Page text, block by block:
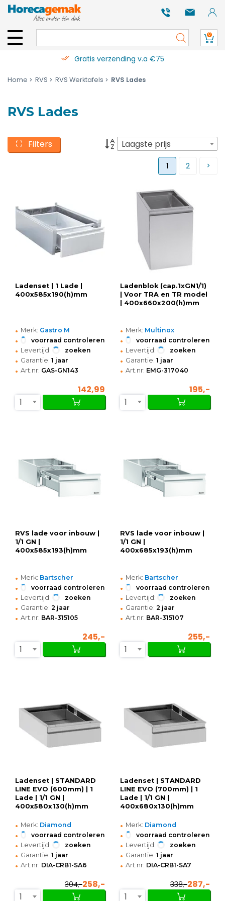
0
Gratis verzending v.a €75
Home RVS RVS Werktafels RVS Lades
RVS Lades
Filters Laagste prijs
1 2
Ladenset | 1 Lade |
400x585x190(h)mm
• Merk: Gastro M
• voorraad controleren
• Levertijd: zoeken
• Garantie: 1 jaar
• Art.nr: GAS-GN143
142,99
1
Ladenblok (cap.1xGN1/1)
| Voor TRA en TR model
| 400x660x200(h)mm
• Merk: Multinox
• voorraad controleren
• Levertijd: zoeken
• Garantie: 1 jaar
• Art.nr: EMG-317040
195,-
1
RVS lade voor inbouw |
1/1 GN |
400x585x193(h)mm
• Merk: Bartscher
• voorraad controleren
• Levertijd: zoeken
• Garantie: 2 jaar
• Art.nr: BAR-315105
245,-
1
RVS lade voor inbouw |
1/1 GN |
400x685x193(h)mm
• Merk: Bartscher
• voorraad controleren
• Levertijd: zoeken
• Garantie: 2 jaar
• Art.nr: BAR-315107
255,-
1
Ladenset | STANDARD
LINE EVO (600mm) | 1
Lade | 1/1 GN |
400x580x130(h)mm
• Merk: Diamond
• voorraad controleren
• Levertijd: zoeken
• Garantie: 1 jaar
• Art.nr: DIA-CRB1-SA6
304,-258,-
1
Ladenset | STANDARD
LINE EVO (700mm) | 1
Lade | 1/1 GN |
400x680x130(h)mm
• Merk: Diamond
• voorraad controleren
• Levertijd: zoeken
• Garantie: 1 jaar
• Art.nr: DIA-CRB1-SA7
338,-287,-
1